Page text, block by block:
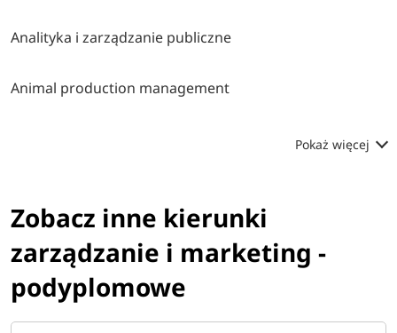
Analityka i zarządzanie publiczne
Animal production management
Pokaż więcej
Zobacz inne kierunki
zarządzanie i marketing -
podyplomowe